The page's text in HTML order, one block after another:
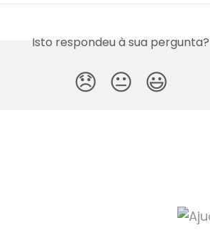
Isto respondeu à sua pergunta?
😞 😐 😃